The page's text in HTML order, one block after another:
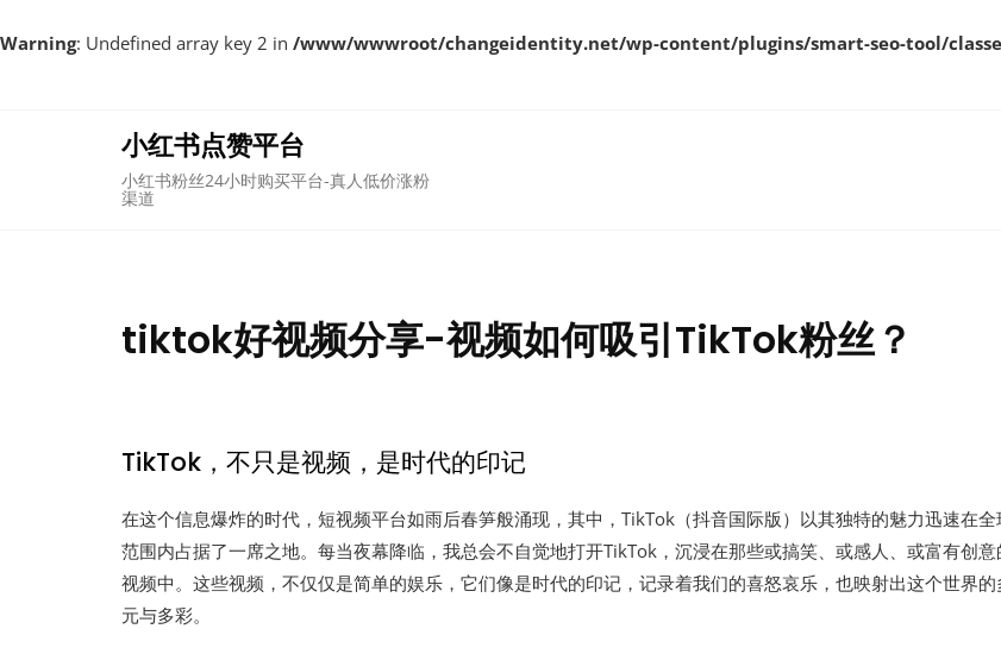
Warning: Undefined array key 2 in /www/wwwroot/changeidentity.net/wp-content/plugins/smart-seo-tool/
小红书点赞平台
小红书粉丝24小时购买平台-真人低价涨粉
渠道
tiktok好视频分享-视频如何吸引TikTok粉丝？
TikTok，不只是视频，是时代的印记
在这个信息爆炸的时代，短视频平台如雨后春笋般涌现，其中，TikTok（抖音国际版）以其独特的魅力迅速在全
范围内占据了一席之地。每当夜幕降临，我总会不自觉地打开TikTok，沉浸在那些或搞笑、或感人、或富有创意
视频中。这些视频，不仅仅是简单的娱乐，它们像是时代的印记，记录着我们的喜怒哀乐，也映射出这个世界的
元与多彩。